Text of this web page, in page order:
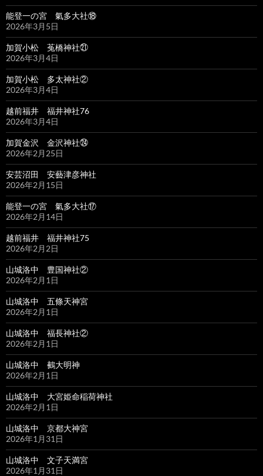
能登一の宮 氣多大社⑱
2026年3月5日
加賀小松 菟橋神社㉑
2026年3月4日
加賀小松 多太神社②
2026年3月4日
越前福井 福井神社76
2026年3月4日
加賀金沢 金沢神社㉔
2026年2月25日
安芸沼田 安藝津彦神社
2026年2月15日
能登一の宮 氣多大社⑰
2026年2月14日
越前福井 福井神社75
2026年2月2日
山城洛中 豊国神社②
2026年2月1日
山城洛中 五條天神宮
2026年2月1日
山城洛中 福長神社②
2026年2月1日
山城洛中 鵺大明神
2026年2月1日
山城洛中 大宮姫命稲荷神社
2026年2月1日
山城洛中 京都大神宮
2026年1月31日
山城洛中 文子天満宮
2026年1月31日